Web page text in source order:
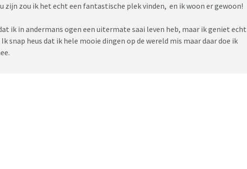
zijn zou ik het echt een fantastische plek vinden, en ik woon er gewoon!
ik in andermans ogen een uitermate saai leven heb, maar ik geniet echt
snap heus dat ik hele mooie dingen op de wereld mis maar daar doe ik